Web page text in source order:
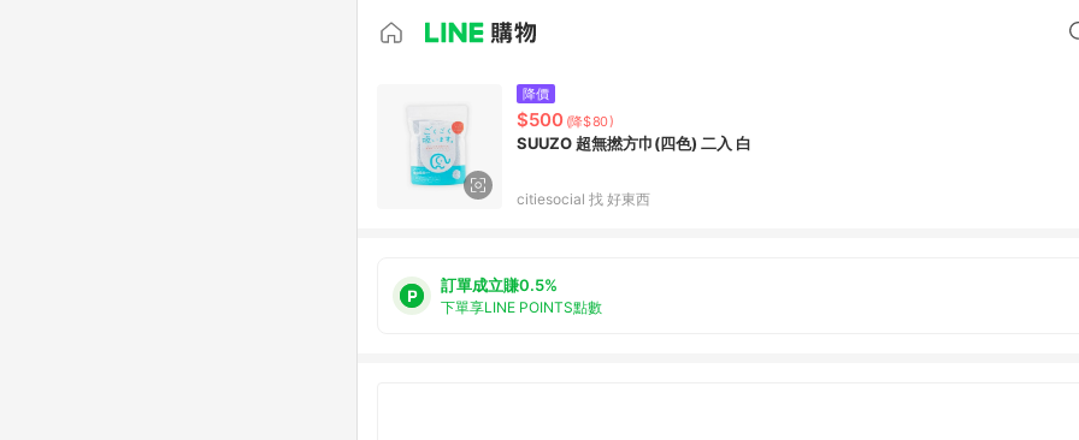
降價
$500 (降$80)
SUUZO 超無撚方巾(四色) 二入 白
citiesocial 找 好東西
訂單成立賺0.5%
下單享LINE POINTS點數